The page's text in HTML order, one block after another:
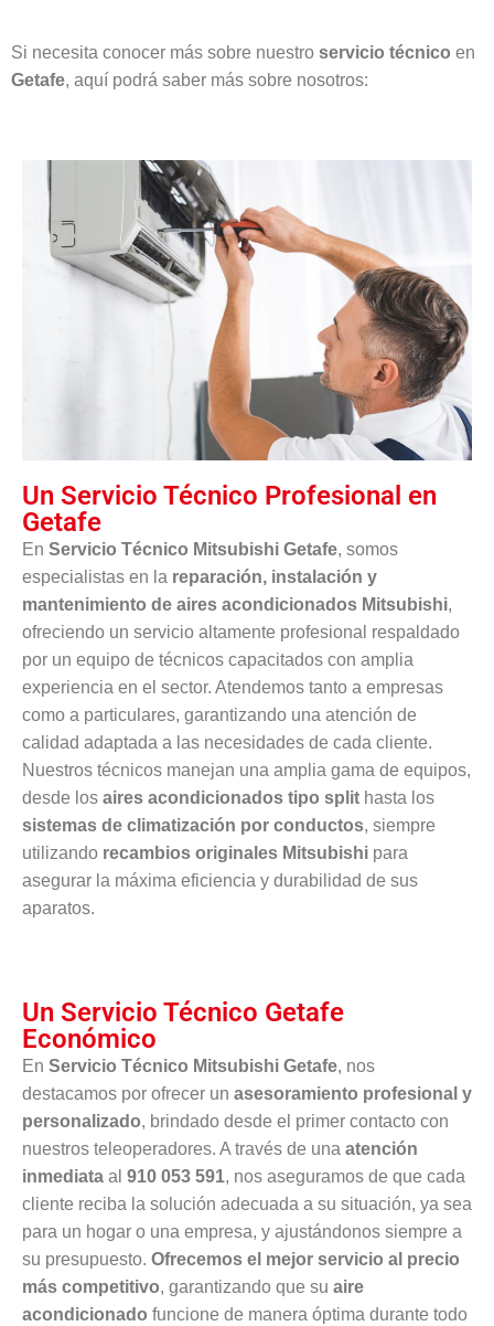
Si necesita conocer más sobre nuestro servicio técnico en
Getafe, aquí podrá saber más sobre nosotros:
Un Servicio Técnico Profesional en
Getafe
En Servicio Técnico Mitsubishi Getafe, somos
especialistas en la reparación, instalación y
mantenimiento de aires acondicionados Mitsubishi,
ofreciendo un servicio altamente profesional respaldado
por un equipo de técnicos capacitados con amplia
experiencia en el sector. Atendemos tanto a empresas
como a particulares, garantizando una atención de
calidad adaptada a las necesidades de cada cliente.
Nuestros técnicos manejan una amplia gama de equipos,
desde los aires acondicionados tipo split hasta los
sistemas de climatización por conductos, siempre
utilizando recambios originales Mitsubishi para
asegurar la máxima eficiencia y durabilidad de sus
aparatos.
Un Servicio Técnico Getafe
Económico
En Servicio Técnico Mitsubishi Getafe, nos
destacamos por ofrecer un asesoramiento profesional y
personalizado, brindado desde el primer contacto con
nuestros teleoperadores. A través de una atención
inmediata al 910 053 591, nos aseguramos de que cada
cliente reciba la solución adecuada a su situación, ya sea
para un hogar o una empresa, y ajustándonos siempre a
su presupuesto. Ofrecemos el mejor servicio al precio
más competitivo, garantizando que su aire
acondicionado funcione de manera óptima durante todo